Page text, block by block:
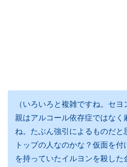
（いろいろと複雑ですね。セ
親はアルコール依存症ではなく
ね。たぶん強引によるものだと
トップの人なのかな？仮面を
を持っていたイルヨンを殺し